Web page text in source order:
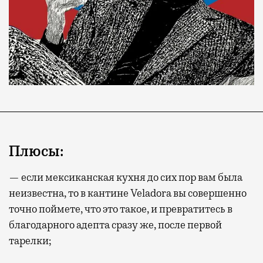
Плюсы:
— если мексиканская кухня до сих пор вам была
неизвестна, то в кантине Veladora вы совершенно
точно поймете, что это такое, и превратитесь в
благодарного адепта сразу же, после первой
тарелки;